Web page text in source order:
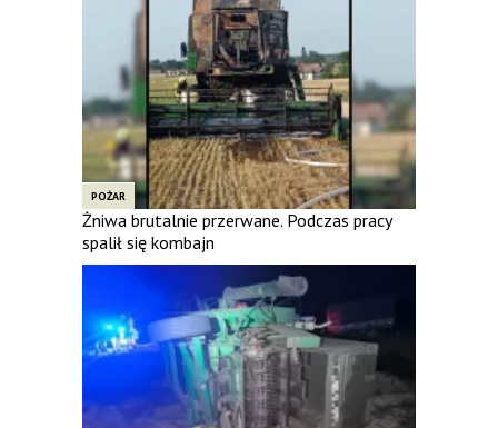
POŻAR
Żniwa brutalnie przerwane. Podczas pracy
spalił się kombajn